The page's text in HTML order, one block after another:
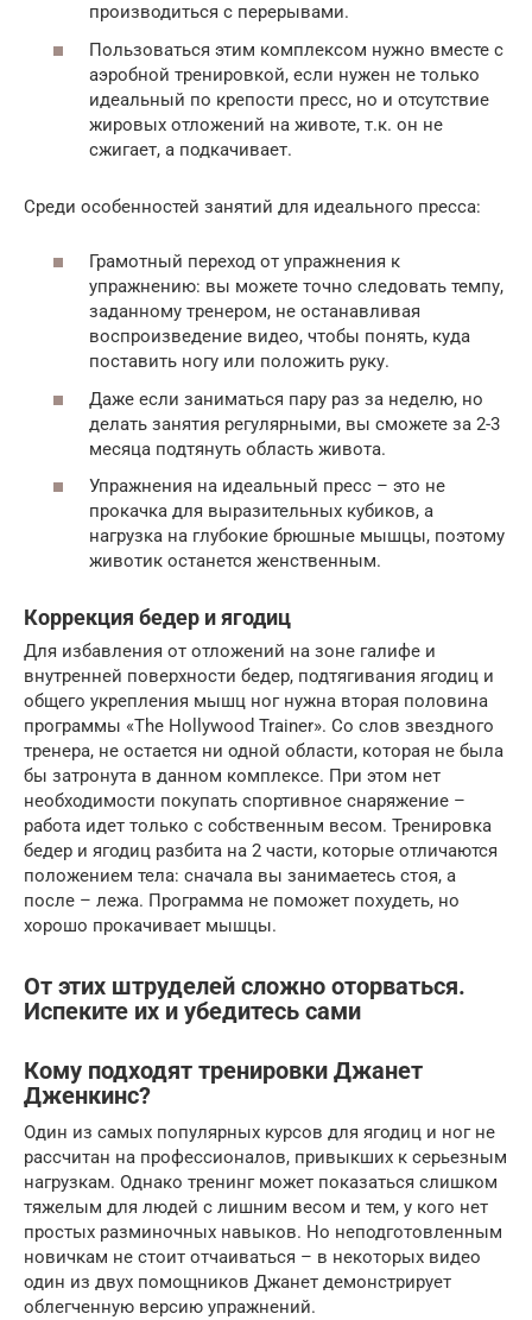
производиться с перерывами.
Пользоваться этим комплексом нужно вместе с
аэробной тренировкой, если нужен не только
идеальный по крепости пресс, но и отсутствие
жировых отложений на животе, т.к. он не
сжигает, а подкачивает.
Среди особенностей занятий для идеального пресса:
Грамотный переход от упражнения к
упражнению: вы можете точно следовать темпу,
заданному тренером, не останавливая
воспроизведение видео, чтобы понять, куда
поставить ногу или положить руку.
Даже если заниматься пару раз за неделю, но
делать занятия регулярными, вы сможете за 2-3
месяца подтянуть область живота.
Упражнения на идеальный пресс – это не
прокачка для выразительных кубиков, а
нагрузка на глубокие брюшные мышцы, поэтому
животик останется женственным.
Коррекция бедер и ягодиц
Для избавления от отложений на зоне галифе и
внутренней поверхности бедер, подтягивания ягодиц и
общего укрепления мышц ног нужна вторая половина
программы «The Hollywood Trainer». Со слов звездного
тренера, не остается ни одной области, которая не была
бы затронута в данном комплексе. При этом нет
необходимости покупать спортивное снаряжение –
работа идет только с собственным весом. Тренировка
бедер и ягодиц разбита на 2 части, которые отличаются
положением тела: сначала вы занимаетесь стоя, а
после – лежа. Программа не поможет похудеть, но
хорошо прокачивает мышцы.
От этих штруделей сложно оторваться.
Испеките их и убедитесь сами
Кому подходят тренировки Джанет
Дженкинс?
Один из самых популярных курсов для ягодиц и ног не
рассчитан на профессионалов, привыкших к серьезным
нагрузкам. Однако тренинг может показаться слишком
тяжелым для людей с лишним весом и тем, у кого нет
простых разминочных навыков. Но неподготовленным
новичкам не стоит отчаиваться – в некоторых видео
один из двух помощников Джанет демонстрирует
облегченную версию упражнений.